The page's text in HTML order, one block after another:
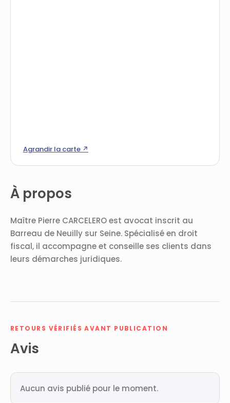
À propos
Maître Pierre CARCELERO est avocat inscrit au
Barreau de Neuilly sur Seine. Spécialisé en droit
fiscal, il accompagne et conseille ses clients dans
leurs démarches juridiques.
RETOURS VÉRIFIÉS AVANT PUBLICATION
Avis
Aucun avis publié pour le moment.
Agrandir la carte ↗